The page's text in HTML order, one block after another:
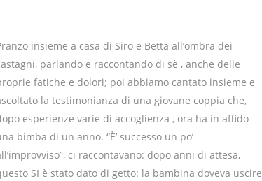
insieme a casa di Siro e Betta all’ombra dei
parlando e raccontando di sè , anche delle
fatiche e dolori; poi abbiamo cantato insieme e
la testimonianza di una giovane coppia che,
esperienze varie di accoglienza , ora ha in affido
bimba di un anno. “È’ successo un po’
ci raccontavano: dopo anni di attesa,
SI è stato dato di getto: la bambina doveva uscire